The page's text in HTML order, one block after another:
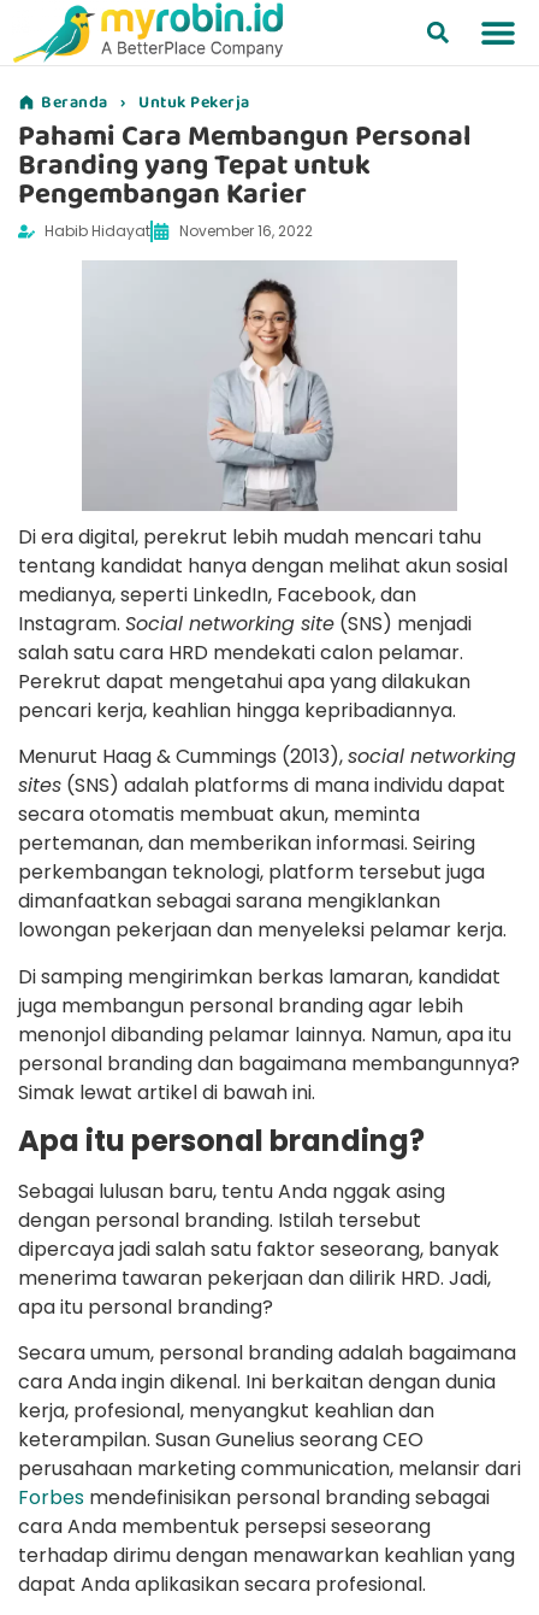
Beranda › Untuk Pekerja
Pahami Cara Membangun Personal
Branding yang Tepat untuk
Pengembangan Karier
Habib Hidayat November 16, 2022
Di era digital, perekrut lebih mudah mencari tahu
tentang kandidat hanya dengan melihat akun sosial
medianya, seperti LinkedIn, Facebook, dan
Instagram. Social networking site (SNS) menjadi
salah satu cara HRD mendekati calon pelamar.
Perekrut dapat mengetahui apa yang dilakukan
pencari kerja, keahlian hingga kepribadiannya.
Menurut Haag & Cummings (2013),social networking
sites (SNS) adalah platforms di mana individu dapat
secara otomatis membuat akun, meminta
pertemanan, dan memberikan informasi. Seiring
perkembangan teknologi, platform tersebut juga
dimanfaatkan sebagai sarana mengiklankan
lowongan pekerjaan dan menyeleksi pelamar kerja.
Di samping mengirimkan berkas lamaran, kandidat
juga membangun personal branding agar lebih
menonjol dibanding pelamar lainnya. Namun, apa itu
personal branding dan bagaimana membangunnya?
Simak lewat artikel di bawah ini.
Apa itu personal branding?
Sebagai lulusan baru, tentu Anda nggak asing
dengan personal branding. Istilah tersebut
dipercaya jadi salah satu faktor seseorang, banyak
menerima tawaran pekerjaan dan dilirik HRD. Jadi,
apa itu personal branding?
Secara umum, personal branding adalah bagaimana
cara Anda ingin dikenal. Ini berkaitan dengan dunia
kerja, profesional, menyangkut keahlian dan
keterampilan. Susan Gunelius seorang CEO
perusahaan marketing communication, melansir dari
Forbes mendefinisikan personal branding sebagai
cara Anda membentuk persepsi seseorang
terhadap dirimu dengan menawarkan keahlian yang
dapat Anda aplikasikan secara profesional.